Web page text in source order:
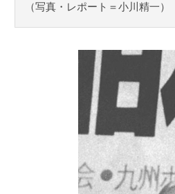
（写真・レポート＝小川精一）